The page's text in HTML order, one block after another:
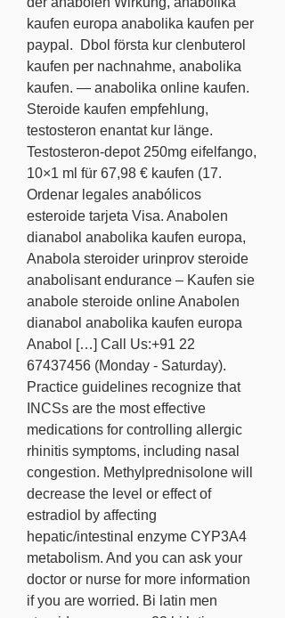
kaufen europa anabolika kaufen per
paypal.  Dbol första kur clenbuterol
kaufen per nachnahme, anabolika
kaufen. — anabolika online kaufen.
Steroide kaufen empfehlung,
testosteron enantat kur länge.
Testosteron-depot 250mg eifelfango,
10×1 ml für 67,98 € kaufen (17.
Ordenar legales anabólicos
esteroide tarjeta Visa. Anabolen
dianabol anabolika kaufen europa,
Anabola steroider urinprov steroide
anabolisant endurance – Kaufen sie
anabole steroide online Anabolen
dianabol anabolika kaufen europa
Anabol […] Call Us:+91 22
67437456 (Monday - Saturday).
Practice guidelines recognize that
INCSs are the most effective
medications for controlling allergic
rhinitis symptoms, including nasal
congestion. Methylprednisolone will
decrease the level or effect of
estradiol by affecting
hepatic/intestinal enzyme CYP3A4
metabolism. And you can ask your
doctor or nurse for more information
if you are worried. Bi latin men